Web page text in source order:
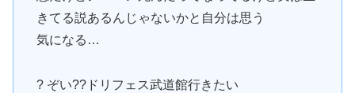
きてる説あるんじゃないかと自分は思う
気になる…
? ぞい??ドリフェス武道館行きたい